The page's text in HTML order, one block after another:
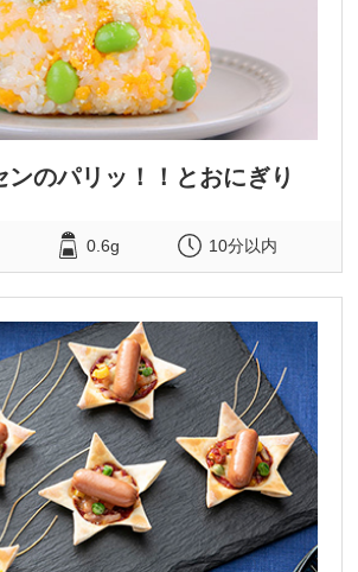
ンのパリッ！！とおにぎり
0.6g 10分以内